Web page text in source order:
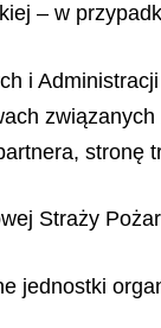
– w
i
stronę
Straży
jednostki